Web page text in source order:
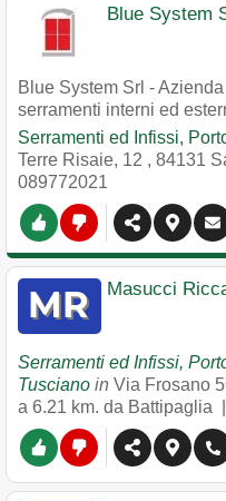
Blue System
Blue System Srl -
serramenti interni ed
Serramenti ed Infissi,
Terre Risaie, 12 , 84131
089772021
Masucci
Serramenti ed Infissi,
Tusciano in Via Frosano
a 6.21 km. da Battipaglia |